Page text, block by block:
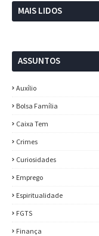
MAIS LIDOS
ASSUNTOS
Auxílio
Bolsa Família
Caixa Tem
Crimes
Curiosidades
Emprego
Espiritualidade
FGTS
Finança